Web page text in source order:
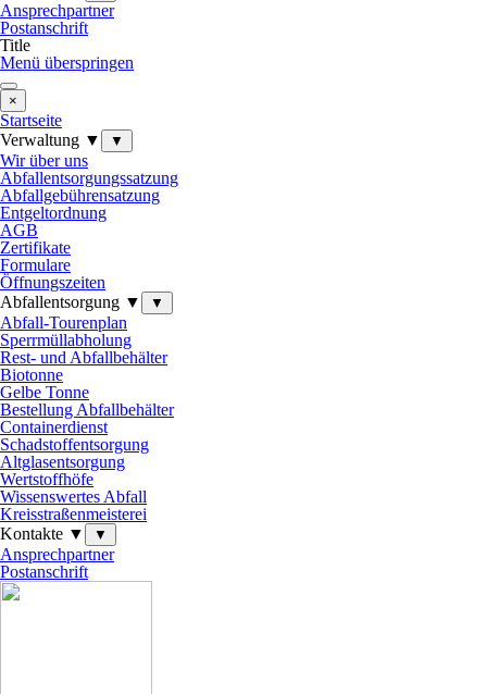
Ansprechpartner
Postanschrift
Title
Menü überspringen
×
Startseite
Verwaltung ▼
▼
Wir über uns
Abfallentsorgungssatzung
Abfallgebührensatzung
Entgeltordnung
AGB
Zertifikate
Formulare
Öffnungszeiten
Abfallentsorgung ▼
▼
Abfall-Tourenplan
Sperrmüllabholung
Rest- und Abfallbehälter
Biotonne
Gelbe Tonne
Bestellung Abfallbehälter
Containerdienst
Schadstoffentsorgung
Altglasentsorgung
Wertstoffhöfe
Wissenswertes Abfall
Kreisstraßenmeisterei
Kontakte ▼
▼
Ansprechpartner
Postanschrift